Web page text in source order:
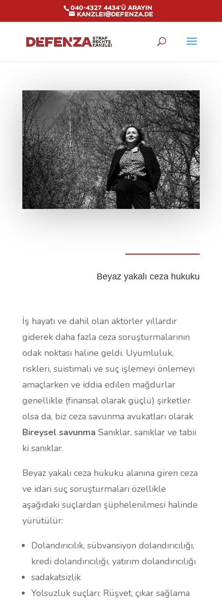
040-4327 4434'ü arayın
kanzlei@defenza.de
Beyaz yakalı ceza hukuku
İş hayatı ve dahil olan aktörler yıllardır
giderek daha fazla ceza soruşturmalarının
odak noktası haline geldi. Uyumluluk,
riskleri, suistimali ve suç işlemeyi önlemeyi
amaçlarken ve iddia edilen mağdurlar
genellikle (finansal olarak güçlü) şirketler
olsa da, biz ceza savunma avukatları olarak
Bireysel savunma Sanıklar, sanıklar ve tabii
ki sanıklar.
Beyaz yakalı ceza hukuku alanına giren ceza
ve idari suç soruşturmaları özellikle
aşağıdaki suçlardan şüphelenilmesi halinde
yürütülür:
Dolandırıcılık, sübvansiyon dolandırıcılığı,
kredi dolandırıcılığı, yatırım dolandırıcılığı
sadakatsizlik
Yolsuzluk suçları: Rüşvet, çıkar sağlama